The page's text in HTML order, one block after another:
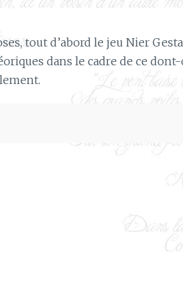
tout d’abord le jeu Nier
dans le cadre de ce